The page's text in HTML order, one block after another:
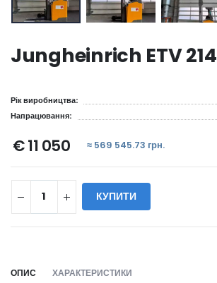
Jungheinrich ETV 214
Рік виробництва:
Напрацювання:
€ 11 050 ≈ 569 545.73 грн.
КУПИТИ
ОПИС ХАРАКТЕРИСТИКИ